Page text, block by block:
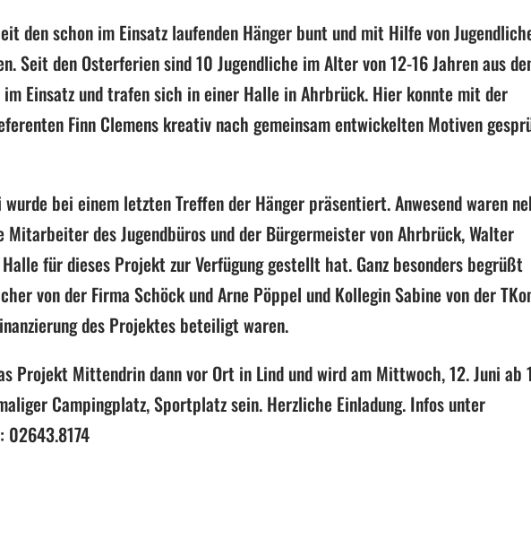
den schon im Einsatz laufenden Hänger bunt und mit Hilfe von
Seit den Osterferiensind 10 Jugendliche im Alter von 12-16 Jahren aus
im Einsatz und trafen sich in einer Halle inAhrbrück. Hier konnte mit der
Finn Clemens kreativ nach gemeinsam entwickelten Motiven
wurde bei einem letzten Treffen der Hänger präsentiert. Anwesendwaren
Mitarbeiter des Jugendbüros und der BürgermeistervonAhrbrück,Walter
für dieses Projekt zur Verfügung gestellt hat. Ganz besonders begrüßt
vonder FirmaSchöck und Arne Pöppel und Kollegin Sabinevon der
des Projektes beteiligt waren.
Projekt Mittendrindannvor Ort in Lind und wird am Mittwoch, 12. Juni ab
Campingplatz,Sportplatz sein. Herzliche Einladung. Infos unter
: 02643.8174